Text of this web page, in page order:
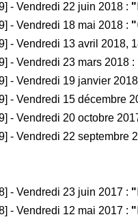
- Vendredi 22 juin 2018 : "
- Vendredi 18 mai 2018 : "
- Vendredi 13 avril 2018,
- Vendredi 23 mars 2018 :
- Vendredi 19 janvier
- Vendredi 15 décembre
- Vendredi 20 octobre
- Vendredi 22 septembre
- Vendredi 23 juin 2017 : "
- Vendredi 12 mai 2017 : "